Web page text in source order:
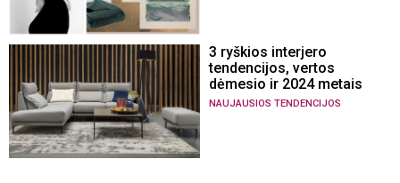
3 ryškios interjero
tendencijos, vertos
dėmesio ir 2024 metais
NAUJAUSIOS TENDENCIJOS